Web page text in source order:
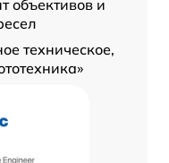
объективов и
техническое,